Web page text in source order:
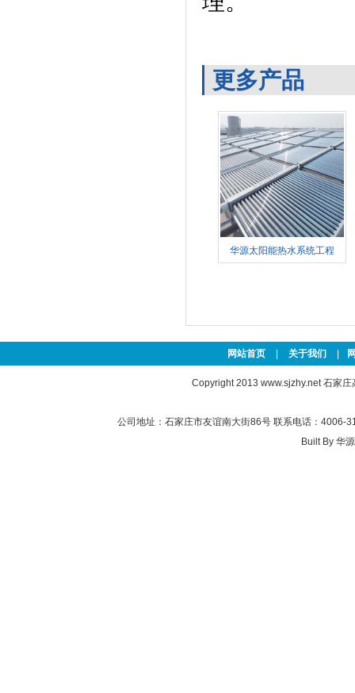
更多产品
华源太阳能热水系统工程
网站首页 关于我们
Copyright 2013 www.sjzhy.net石家庄
公司地址：石家庄市友谊南大街86号 联系电话：4006-
Built By 华